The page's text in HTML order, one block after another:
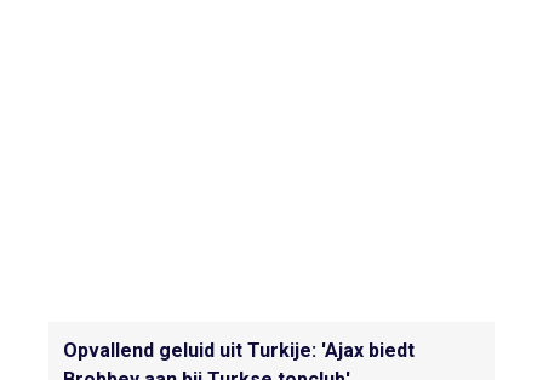
Opvallend geluid uit Turkije: 'Ajax biedt